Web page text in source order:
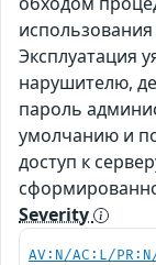
Эксплуатация
нарушителю,
пароль
умолчанию и
доступ к
Severity
AV:N/AC:L/